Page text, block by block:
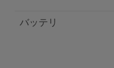
バッテリ